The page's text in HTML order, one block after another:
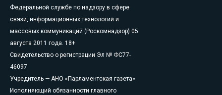
Федеральной службе по надзору в сфере
связи, информационных технологий и
массовых коммуникаций (Роскомнадзор) 05
августа 2011 года. 18+
Свидетельство о регистрации Эл № ФС77-
46097
Учредитель — АНО «Парламентская газета»
Исполняющий обязанности главного